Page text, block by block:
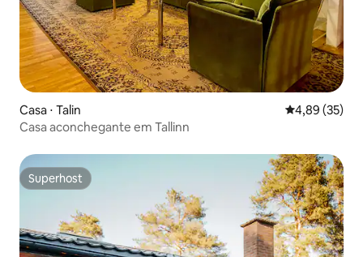
Casa ⋅ Talin 4,89 de uma
4,89 (35)
Casa aconchegante em Tallinn
Superhost
Superhost